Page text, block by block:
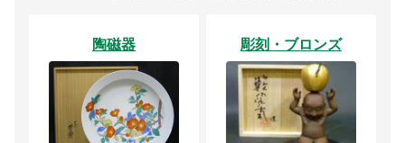
陶磁器 彫刻・ブロンズ